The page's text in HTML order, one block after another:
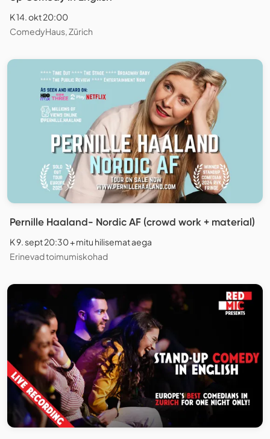
K 14. okt 20:00
ComedyHaus, Zürich
Pernille Haaland- Nordic AF (crowd work + material)
K 9. sept 20:30 + mitu hilisemat aega
Erinevad toimumiskohad